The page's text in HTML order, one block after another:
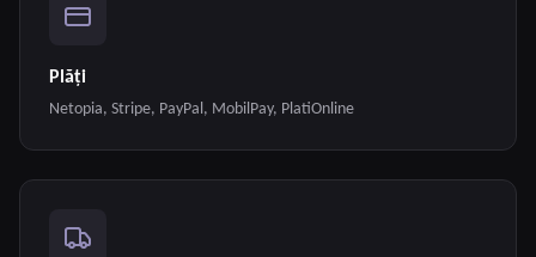
Plăți
Netopia, Stripe, PayPal, MobilPay, PlatiOnline